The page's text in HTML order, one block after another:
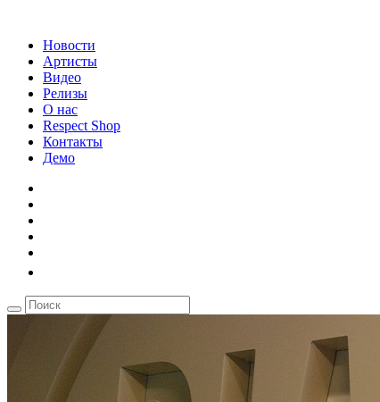
Новости
Артисты
Видео
Релизы
О нас
Respect Shop
Контакты
Демо